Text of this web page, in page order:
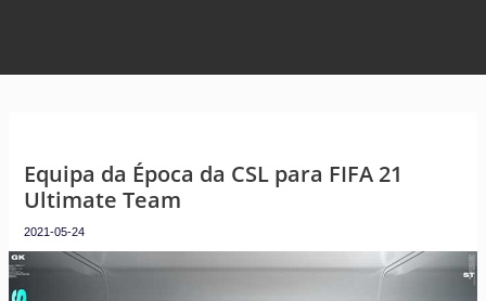
Equipa da Época da CSL para FIFA 21
Ultimate Team
2021-05-24